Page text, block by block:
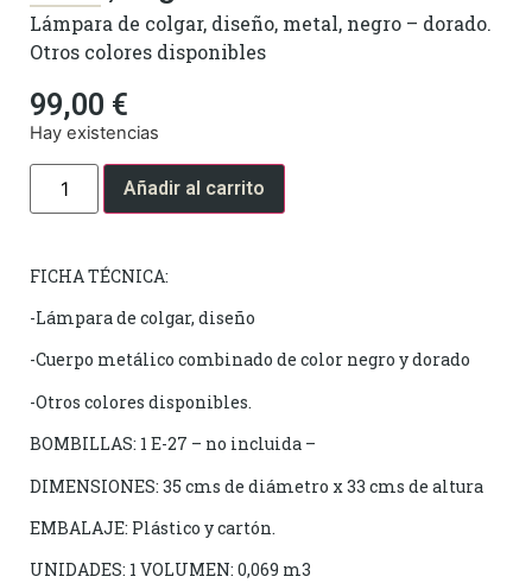
Lámpara de colgar, diseño, metal, negro – dorado.
Otros colores disponibles
99,00 €
Hay existencias
Añadir al carrito
FICHA TÉCNICA:
-Lámpara de colgar, diseño
-Cuerpo metálico combinado de color negro y dorado
-Otros colores disponibles.
BOMBILLAS: 1 E-27 – no incluida –
DIMENSIONES: 35 cms de diámetro x 33 cms de altura
EMBALAJE: Plástico y cartón.
UNIDADES: 1 VOLUMEN: 0,069 m3